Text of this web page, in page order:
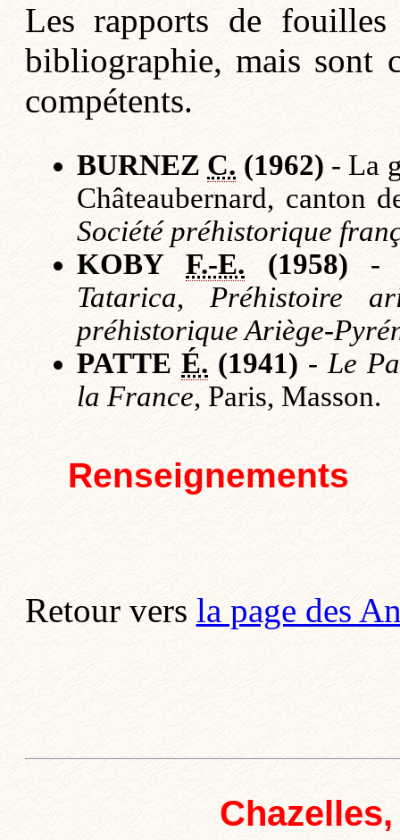
Les rapports de
bibliographie, mais sont
compétents.
BURNEZ C. (1962) - La
Châteaubernard, canton
Société préhistorique
KOBYF.-E. (1958) -
Tatarica, Préhistoire
préhistorique Ariège-
PATTEÉ. (1941) -Le
la France, Paris, Masson.
Renseignements
Retour vers la page des